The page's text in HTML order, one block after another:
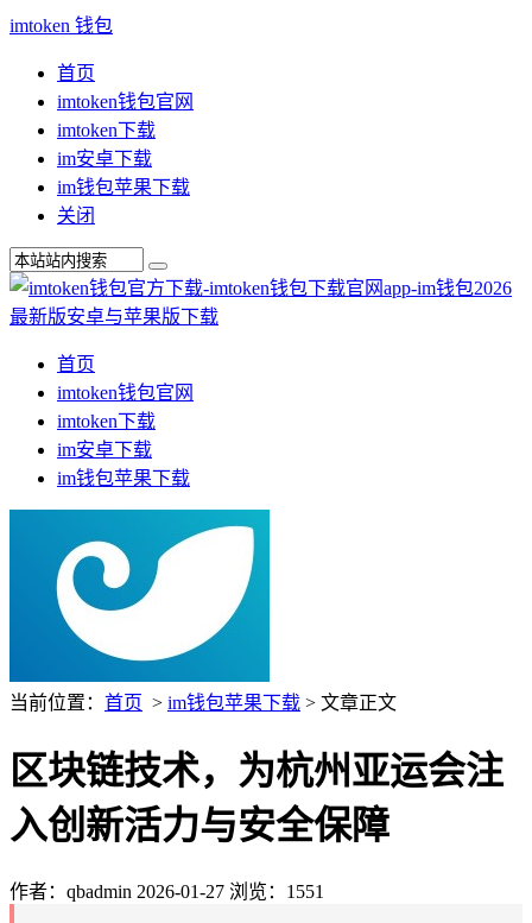
imtoken 钱包
首页
imtoken钱包官网
imtoken下载
im安卓下载
im钱包苹果下载
关闭
首页
imtoken钱包官网
imtoken下载
im安卓下载
im钱包苹果下载
当前位置： 首页 > im钱包苹果下载 > 文章正文
区块链技术，为杭州亚运会注
入创新活力与安全保障
作者：qbadmin 2026-01-27 浏览：1551